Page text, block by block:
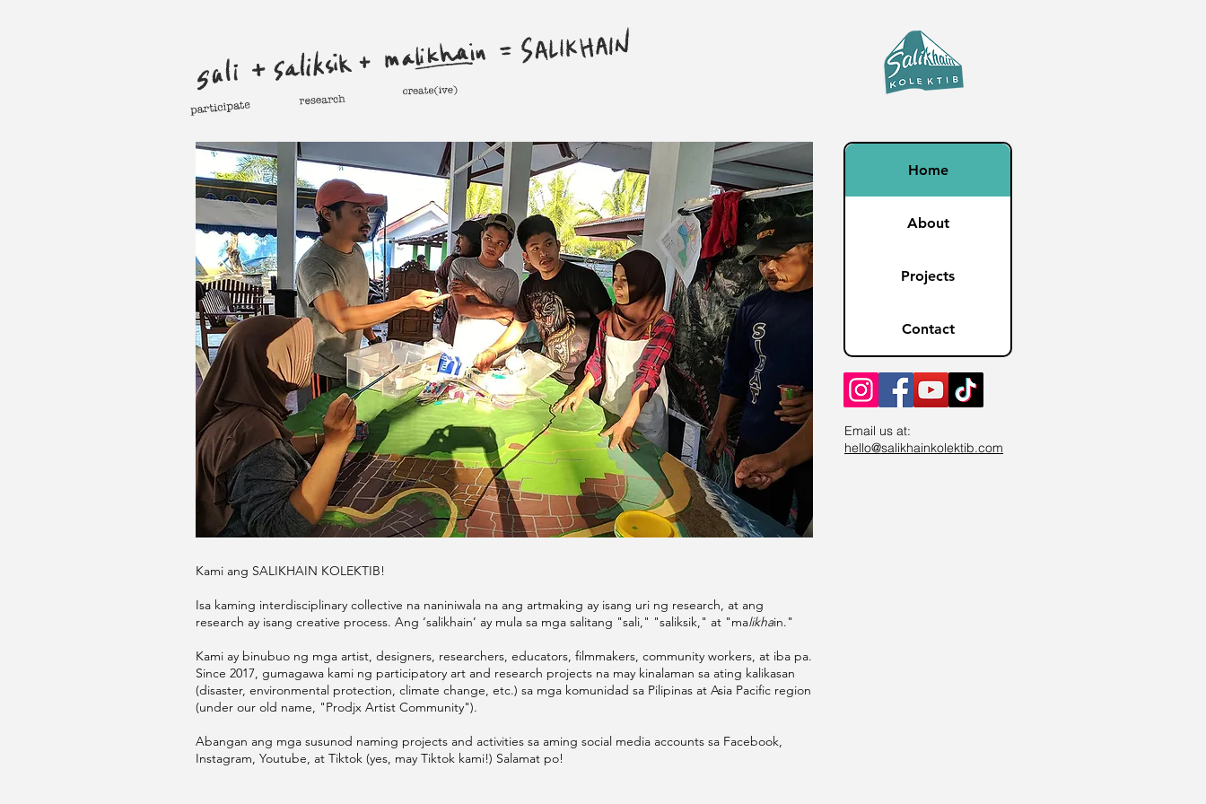
Home
About
Projects
Contact
Email us at:
hello@salikhainkolektib.com
Kami ang SALIKHAIN KOLEKTIB!
Isa kaming interdisciplinary collective na naniniwala na ang artmaking ay isang uri ng research, at ang
research ay isang creative process. Ang ‘salikhain’ ay mula sa mga salitang "sali," "saliksik," at "malikhain."
Kami ay binubuo ng mga artist, designers, researchers, educators, filmmakers, community workers, at iba pa.
Since 2017, gumagawa kami ng participatory art and research projects na may kinalaman sa ating kalikasan
(disaster, environmental protection, climate change, etc.) sa mga komunidad sa Pilipinas at Asia Pacific region
(under our old name, "Prodjx Artist Community").
Abangan ang mga susunod naming projects and activities sa aming social media accounts sa Facebook,
Instagram, Youtube, at Tiktok (yes, may Tiktok kami!) Salamat po!